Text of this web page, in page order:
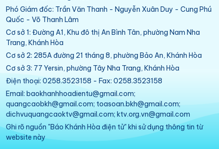
Phó Giám đốc: Trần Văn Thanh - Nguyễn Xuân Duy - Cung Phú
Quốc - Võ Thanh Lâm
Cơ sở 1: Đường A1, Khu đô thị An Bình Tân, phường Nam Nha
Trang, Khánh Hòa
Cơ sở 2: 285A đường 21 tháng 8, phường Bảo An, Khánh Hòa
Cơ sở 3: 77 Yersin, phường Tây Nha Trang, Khánh Hòa
Điện thoại: 0258.3523158 - Fax: 0258.3523158
Email: baokhanhhoadientu@gmail.com;
quangcaobkh@gmail.com; toasoan.bkh@gmail.com;
dichvuquangcaoktv@gmail.com; ktv.org.vn@gmail.com
Ghi rõ nguồn "Báo Khánh Hòa điện tử" khi sử dụng thông tin từ
website này